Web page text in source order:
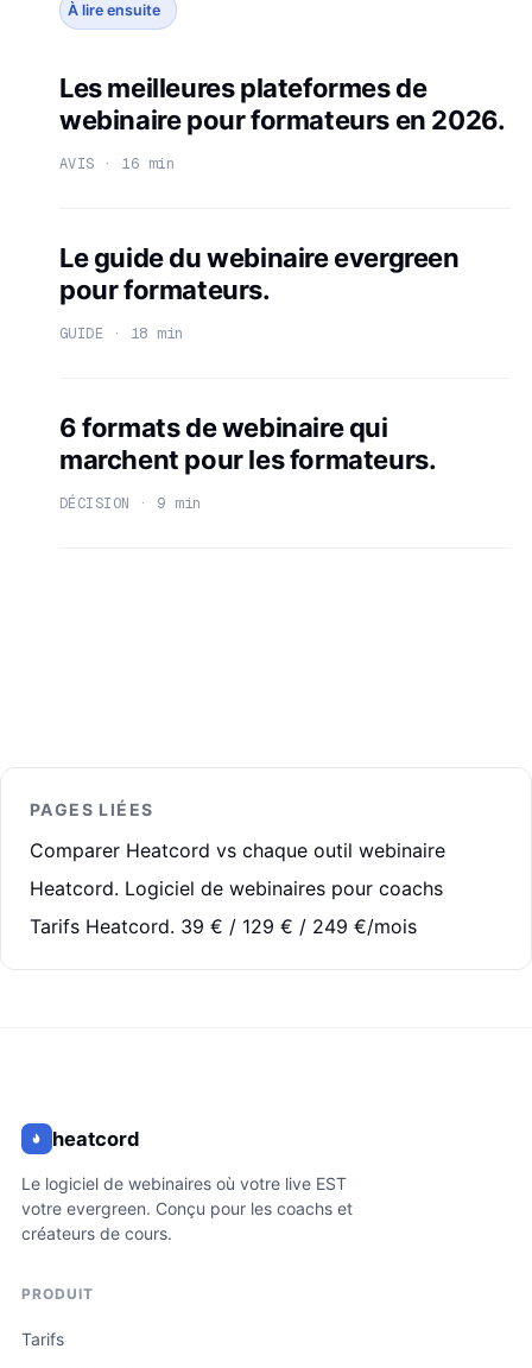
À lire ensuite
Les meilleures plateformes de
webinaire pour formateurs en 2026.
AVIS · 16 min
Le guide du webinaire evergreen
pour formateurs.
GUIDE · 18 min
6 formats de webinaire qui
marchent pour les formateurs.
DÉCISION · 9 min
PAGES LIÉES
Comparer Heatcord vs chaque outil webinaire
Heatcord. Logiciel de webinaires pour coachs
Tarifs Heatcord. 39 € / 129 € / 249 €/mois
heatcord
Le logiciel de webinaires où votre live EST
votre evergreen. Conçu pour les coachs et
créateurs de cours.
PRODUIT
Tarifs